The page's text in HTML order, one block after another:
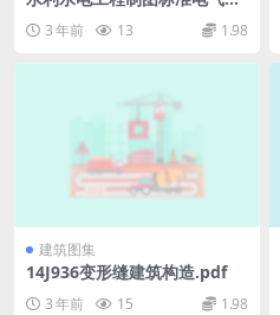
3 年前 13 1.98
建筑图集
14J936变形缝建筑构造.pdf
3 年前 15 1.98